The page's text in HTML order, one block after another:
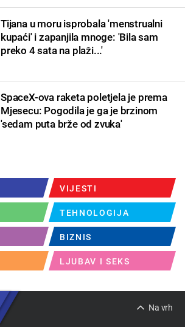
Tijana u moru isprobala 'menstrualni
kupaći' i zapanjila mnoge: 'Bila sam
preko 4 sata na plaži...'
SpaceX-ova raketa poletjela je prema
Mjesecu: Pogodila je ga je brzinom
'sedam puta brže od zvuka'
VIJESTI
TEHNOLOGIJA
BIZNIS
LJUBAV I SEKS
Na vrh